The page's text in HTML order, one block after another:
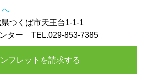
へ
つくば市天王台1-1-1
ター TEL.029-853-7385
フレットを請求する